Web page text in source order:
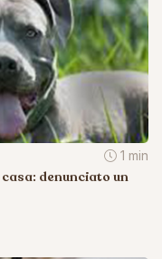
1 min
denunciato un